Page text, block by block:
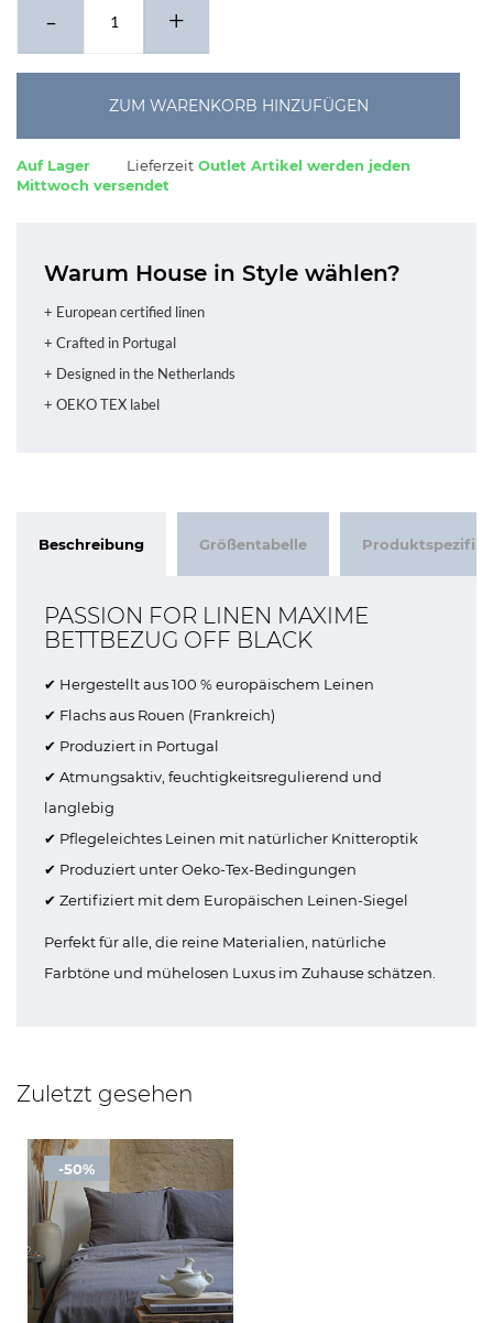
- +
ZUM WARENKORB HINZUFÜGEN
Auf Lager Lieferzeit Outlet Artikel werden jeden
Mittwoch versendet
Warum House in Style wählen?
+ European certified linen
+ Crafted in Portugal
+ Designed in the Netherlands
+ OEKO TEX label
Beschreibung Größentabelle
PASSION FOR LINEN MAXIME
BETTBEZUG OFF BLACK
✔ Hergestellt aus 100 % europäischem Leinen
✔ Flachs aus Rouen (Frankreich)
✔ Produziert in Portugal
✔ Atmungsaktiv, feuchtigkeitsregulierend und
langlebig
✔ Pflegeleichtes Leinen mit natürlicher Knitteroptik
✔ Produziert unter Oeko-Tex-Bedingungen
✔ Zertifiziert mit dem Europäischen Leinen-Siegel
Perfekt für alle, die reine Materialien, natürliche
Farbtöne und mühelosen Luxus im Zuhause schätzen.
Zuletzt gesehen
-50%